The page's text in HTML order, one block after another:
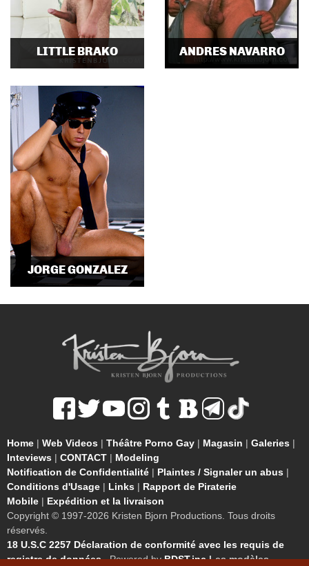
LITTLE BRAKO ANDRES NAVARRO
JORGE GONZALEZ
Home | Web Videos | Théâtre Porno Gay | Magasin | Galeries |
Inteviews | CONTACT | Modeling
Notification de Confidentialité | Plaintes / Signaler un abus |
Conditions d'Usage | Links | Rapport de Piraterie
Mobile | Expédition et la livraison
Copyright © 1997-2026 Kristen Bjorn Productions. Tous droits
réservés.
18 U.S.C 2257 Déclaration de conformité avec les requis de
registre de données.. Powered byBDST.inc Les modèles